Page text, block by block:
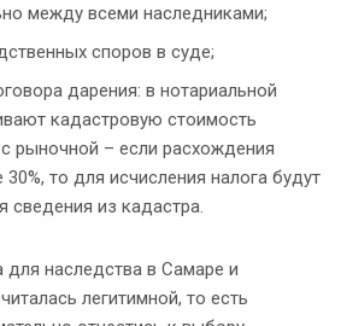
между всеми наследниками;
споров в суде;
дарения: в нотариальной
кадастровую стоимость
рыночной – если расхождения
30%, то для исчисления налога будут
сведения из кадастра.
наследства в Самаре и
легитимной, то есть